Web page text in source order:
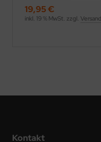
19,95 €
inkl. 19 % MwSt. zzgl.
Kontakt